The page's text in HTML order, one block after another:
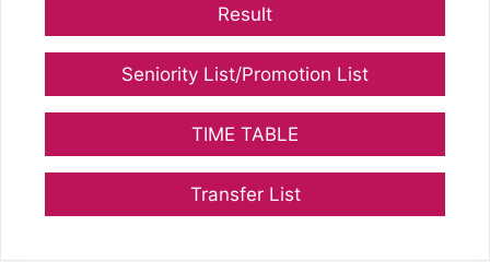
Result
Seniority List/Promotion List
TIME TABLE
Transfer List